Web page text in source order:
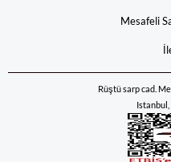
Mesafeli
Rüştü sarp cad.
Istanbul,